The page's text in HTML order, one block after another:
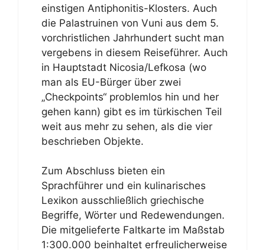
einstigen Antiphonitis-Klosters. Auch
die Palastruinen von Vuni aus dem 5.
vorchristlichen Jahrhundert sucht man
vergebens in diesem Reiseführer. Auch
in Hauptstadt Nicosia/Lefkosa (wo
man als EU-Bürger über zwei
„Checkpoints“ problemlos hin und her
gehen kann) gibt es im türkischen Teil
weit aus mehr zu sehen, als die vier
beschrieben Objekte.
Zum Abschluss bieten ein
Sprachführer und ein kulinarisches
Lexikon ausschließlich griechische
Begriffe, Wörter und Redewendungen.
Die mitgelieferte Faltkarte im Maßstab
1:300.000 beinhaltet erfreulicherweise